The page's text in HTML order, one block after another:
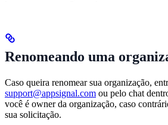
Renomeando uma
Caso queira renomear sua organização,
support@appsignal.com ou pelo chat
você é owner da organização, caso
sua solicitação.